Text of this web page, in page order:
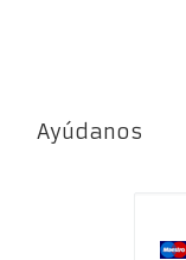
Ayúdanos